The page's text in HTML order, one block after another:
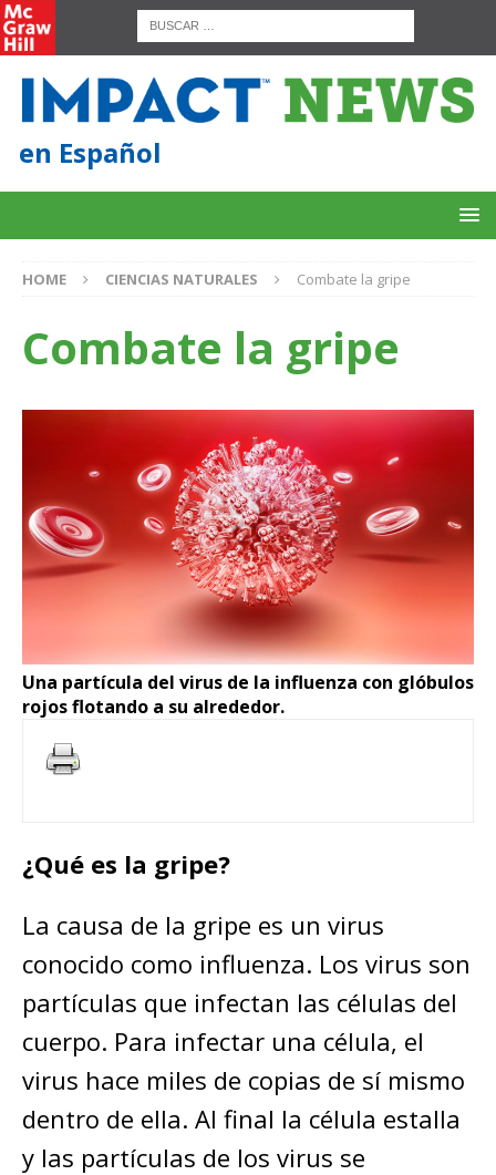
en Español
HOME CIENCIAS NATURALES Combate la gripe
Combate la gripe
Una partícula del virus de la influenza con glóbulos
rojos flotando a su alrededor.
¿Qué es la gripe?
La causa de la gripe es un virus
conocido como influenza. Los virus son
partículas que infectan las células del
cuerpo. Para infectar una célula, el
virus hace miles de copias de sí mismo
dentro de ella. Al final la célula estalla
y las partículas de los virus se